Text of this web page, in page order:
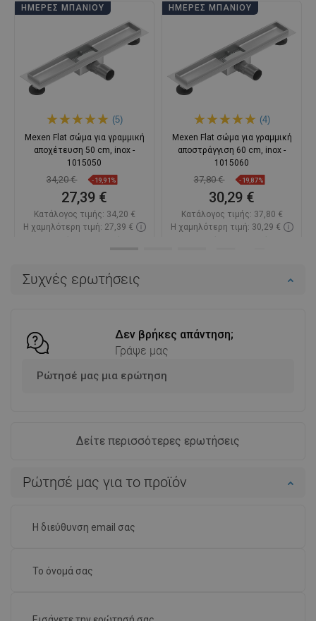
Συχνές ερωτήσεις
Δεν βρήκες απάντηση;
Γράψε μας
Ρώτησέ μας μια ερώτηση
Δείτε περισσότερες ερωτήσεις
Ρώτησέ μας για το προϊόν
ΗΜΈΡΕΣ ΜΠΆΝΙΟΥ
(5)
Mexen Flat σώμα για γραμμική
αποχέτευση 50 cm, inox -
1015050
34,20 € -19,91%
27,39 €
Κατάλογος τιμής: 34,20 €
Η χαμηλότερη τιμή: 27,39 €
ΗΜΈΡΕΣ ΜΠΆΝΙΟΥ
(4)
Mexen Flat σώμα για γραμμική
αποστράγγιση 60 cm, inox -
1015060
37,80 € -19,87%
30,29 €
Κατάλογος τιμής: 37,80 €
Η χαμηλότερη τιμή: 30,29 €